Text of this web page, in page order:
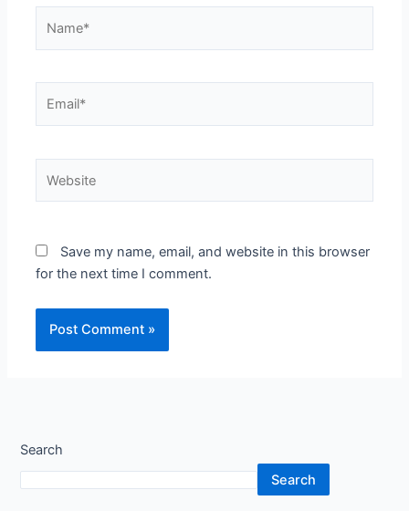
Save my name, email, and website in this browser
for the next time I comment.
Search
Search